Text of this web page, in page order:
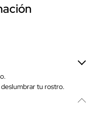
tu rostro.